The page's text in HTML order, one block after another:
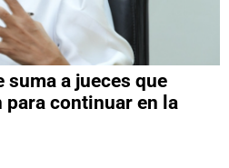
suma a jueces que
continuar en la